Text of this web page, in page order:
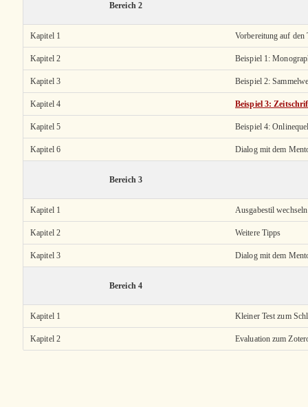
Bereich 2
Kapitel 1 Vorbereitung auf den
Kapitel 2 Beispiel 1:
Kapitel 3 Beispiel 2:
Kapitel 4 Beispiel 3:
Kapitel 5 Beispiel 4:
Kapitel 6 Dialog mit dem
Bereich 3
Kapitel 1 Ausgabestil wechseln
Kapitel 2 Weitere Tipps
Kapitel 3 Dialog mit dem
Bereich 4
Kapitel 1 Kleiner Test zum
Kapitel 2 Evaluation zum